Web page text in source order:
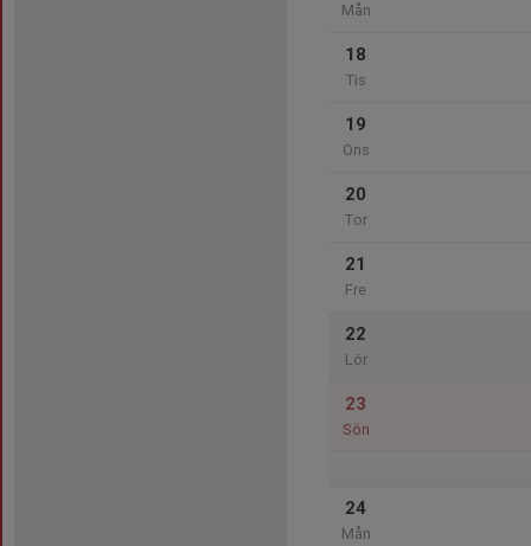
Mån
18
Tis
19
Ons
20
Tor
21
Fre
22
Lör
23
Sön
24
Mån